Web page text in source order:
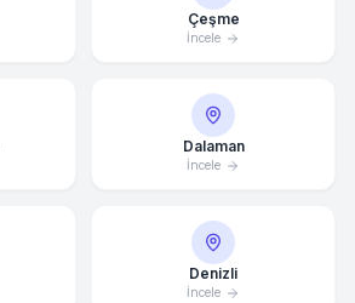
Çeşme
İncele
Dalaman
İncele
Denizli
İncele